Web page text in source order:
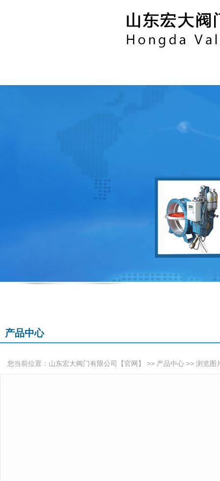
产品中心
您当前位置： 山东宏大阀门有限公司【官网】 >> 产品中心 >> 浏览图